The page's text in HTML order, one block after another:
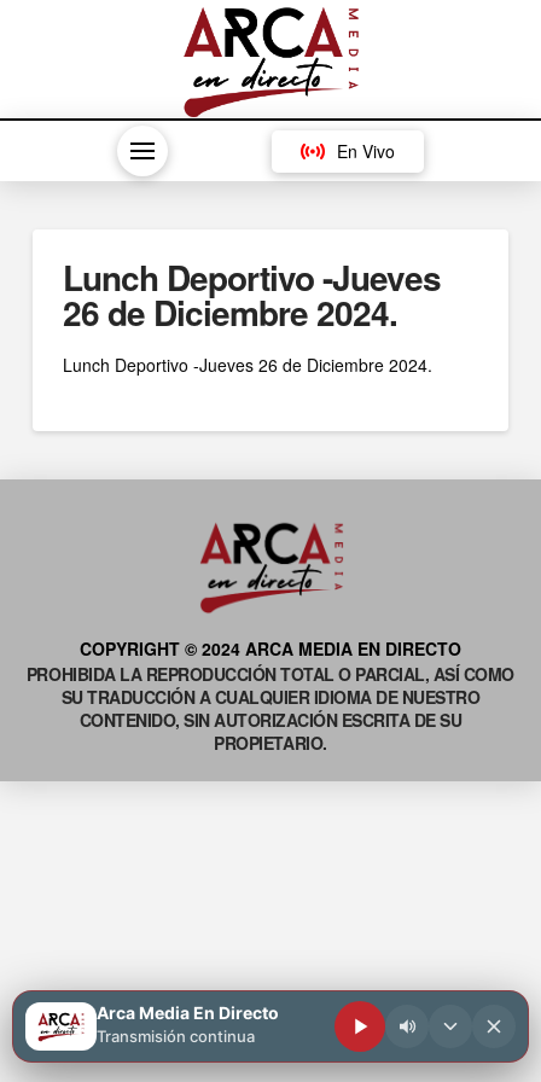
En Vivo
Lunch Deportivo -Jueves
26 de Diciembre 2024.
Lunch Deportivo -Jueves 26 de Diciembre 2024.
COPYRIGHT © 2024 ARCA MEDIA EN DIRECTO
PROHIBIDA LA REPRODUCCIÓN TOTAL O PARCIAL, ASÍ COMO
SU TRADUCCIÓN A CUALQUIER IDIOMA DE NUESTRO
CONTENIDO, SIN AUTORIZACIÓN ESCRITA DE SU
PROPIETARIO.
Arca Media En Directo
Transmisión continua